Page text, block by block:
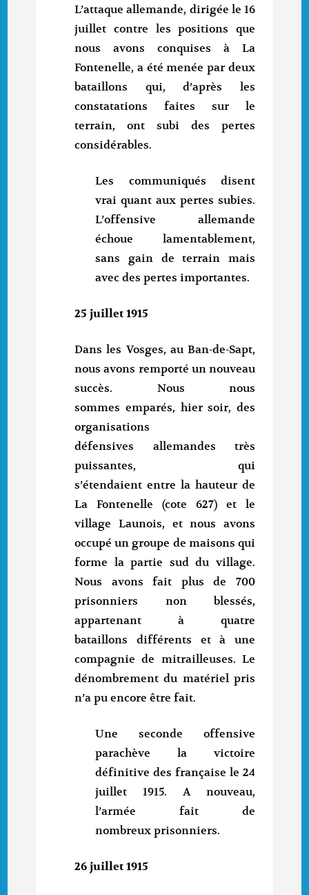
L’attaque allemande, dirigée le 16
juillet contre les positions que
nous avons conquises à La
Fontenelle, a été menée par deux
bataillons qui, d’après les
constatations faites sur le
terrain, ont subi des pertes
considérables.
Les communiqués disent
vrai quant aux pertes subies.
L’offensive allemande
échoue lamentablement,
sans gain de terrain mais
avec des pertes importantes.
25 juillet 1915
Dans les Vosges, au Ban-de-Sapt,
nous avons remporté un nouveau
succès. Nous nous
sommes emparés, hier soir, des
organisations
défensives allemandes très
puissantes, qui
s’étendaient entre la hauteur de
La Fontenelle (cote 627) et le
village Launois, et nous avons
occupé un groupe de maisons qui
forme la partie sud du village.
Nous avons fait plus de 700
prisonniers non blessés,
appartenant à quatre
bataillons différents et à une
compagnie de mitrailleuses. Le
dénombrement du matériel pris
n’a pu encore être fait.
Une seconde offensive
parachève la victoire
définitive des française le 24
juillet 1915. A nouveau,
l’armée fait de
nombreux prisonniers.
26 juillet 1915